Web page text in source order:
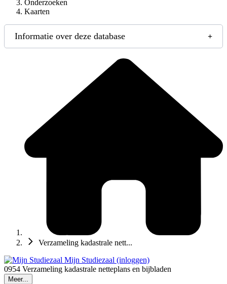
Onderzoeken
Kaarten
Informatie over deze database
Verzameling kadastrale nett...
Mijn Studiezaal (inloggen)
0954 Verzameling kadastrale netteplans en bijbladen
Meer...